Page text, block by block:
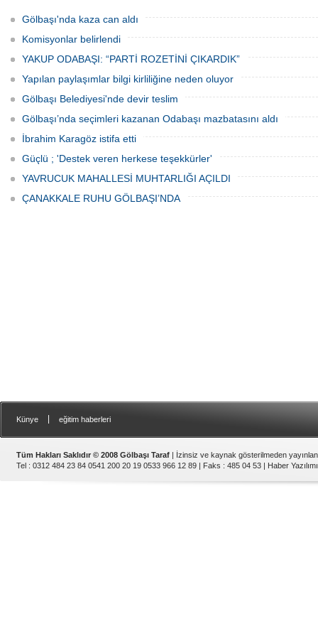
istişare ile yöneteceklerini belirterek
“Yeni projeleri hayata geçireceğiz.
Gölbaşı’mızın daha yaşanabilir, daha
düzgün, daha temiz olması için
Gölbaşı'nda kaza can aldı
Komisyonlar belirlendi
YAKUP ODABAŞI: “PARTİ ROZETİNİ ÇIKARDIK”
Yapılan paylaşımlar bilgi kirliliğine neden oluyor
Gölbaşı Belediyesi'nde devir teslim
Gölbaşı’nda seçimleri kazanan Odabaşı mazbatasını aldı
İbrahim Karagöz istifa etti
Güçlü ; 'Destek veren herkese teşekkürler'
YAVRUCUK MAHALLESİ MUHTARLIĞI AÇILDI
ÇANAKKALE RUHU GÖLBAŞI’NDA
Künye eğitim haberleri
Tüm Hakları Saklıdır © 2008 Gölbaşı Taraf | İzinsiz ve kaynak gösterilmeden
Tel : 0312 484 23 84 0541 200 20 19 0533 966 12 89 | Faks : 485 04 53 | Haber Yazılımı